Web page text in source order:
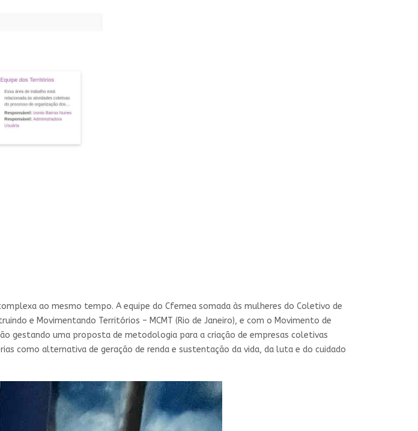
ao mesmo tempo. A equipe do Cfemea somada às mulheres do Coletivo de
e Movimentando Territórios – MCMT (Rio de Janeiro), e com o Movimento de
gestando uma proposta de metodologia para a criação de empresas coletivas
como alternativa de geração de renda e sustentação da vida, da luta e do cuidado